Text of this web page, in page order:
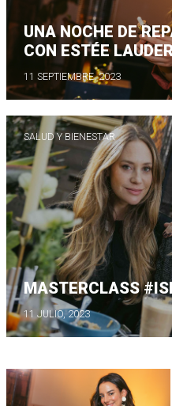
UNA NOCHE DE
CON ESTÉE
11 SEPTIEMBRE, 2023
SALUD Y BIENESTAR
MASTERCLASS
11 JULIO, 2023